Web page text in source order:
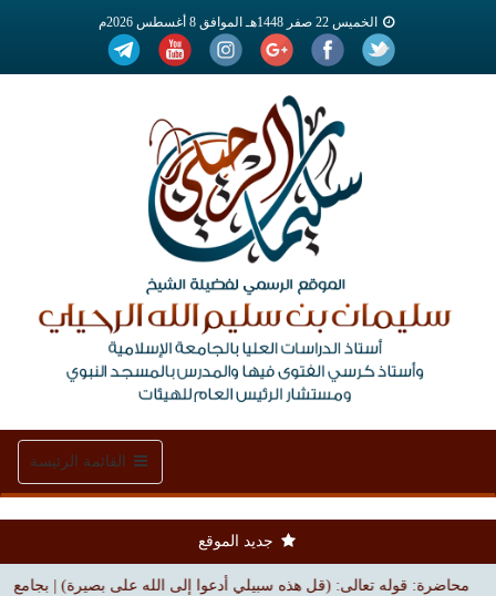
الخميس 22 صفر 1448هـ الموافق 8 أغسطس 2026م
Toggle
navigation
القائمة الرئيسة
جديد الموقع
محاضرة: قوله تعالى: (قل هذه سبيلي أدعوا إلى الله على بصيرة) | بجامع الملك فهد